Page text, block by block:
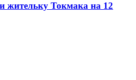
жительку Токмака на 12